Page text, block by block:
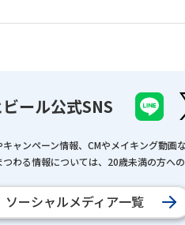
ール公式SNS
ャンペーン情報、CMやメイキング動画
わる情報については、20歳未満の方への
ソーシャルメディア一覧